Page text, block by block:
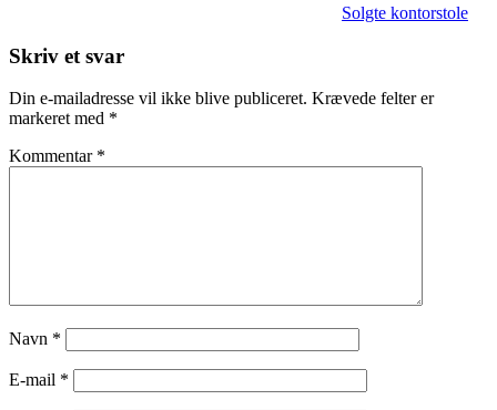
Solgte kontorstole
Skriv et svar
Din e-mailadresse vil ikke blive publiceret. Krævede felter er
markeret med *
Kommentar *
Navn *
E-mail *